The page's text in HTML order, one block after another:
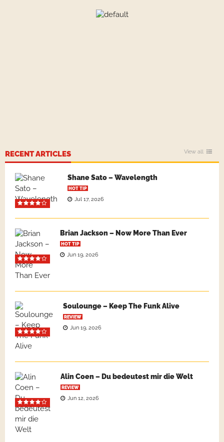
RECENT ARTICLES View all
Shane Sato – Wavelength
HOT TIP
Jul 17, 2026
Brian Jackson – Now More Than Ever
HOT TIP
Jun 19, 2026
Soulounge – Keep The Funk Alive
REVIEW
Jun 19, 2026
Alin Coen – Du bedeutest mir die Welt
REVIEW
Jun 12, 2026